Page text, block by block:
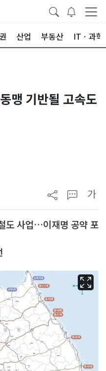
산업 부동산 ITㆍ과학
맹 기반될 고속도
가
도 사업…이재명 공약 포